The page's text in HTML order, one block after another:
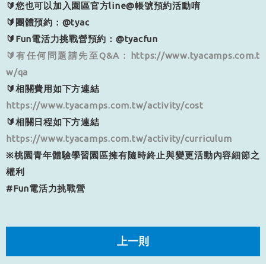
🔰您也可以加入園區官方line@帳號預約活動唷
🔰團體預約：@tyac
🔰Fun電活力挑戰營預約：@tyacfun
🔰有任何問題請先至Q&A：
https://www.tyacamps.com.t
w/qa
🔰相關費用如下方連結
https://www.tyacamps.com.tw/activity/cost
🔰相關日程如下方連結
https://www.tyacamps.com.tw/activity/curriculum
※桃園青年體驗學習園區擁有隨時終止與變更活動內容細節之
權利
#Fun電活力挑戰營
上一則